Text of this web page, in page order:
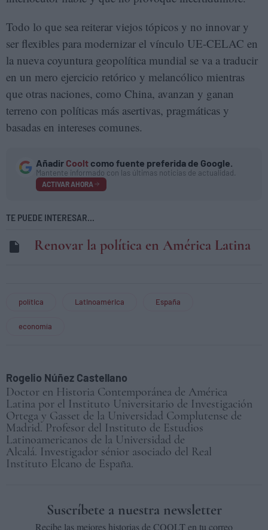
Todo lo que sea reiterar viejos tópicos y no innovar y
ser flexibles para modernizar el vínculo UE-CELAC en
la nueva coyuntura geopolítica mundial se va a traducir
en un mero ejercicio retórico y melancólico mientras
que otras naciones, como China, avanzan y ganan
terreno con políticas más asertivas, pragmáticas y
basadas en intereses comunes.
Añadir Coolt como fuente preferida de Google.
Mantente informado con las últimas noticias de actualidad.
ACTIVAR AHORA
TE PUEDE INTERESAR...
Renovar la política en América Latina
política Latinoamérica España
economía
Rogelio Núñez Castellano
Doctor en Historia Contemporánea de América
Latina por el Instituto Universitario de Investigación
Ortega y Gasset de la Universidad Complutense de
Madrid. Profesor del Instituto de Estudios
Latinoamericanos de la Universidad de
Alcalá. Investigador sénior asociado del Real
Instituto Elcano de España.
Suscríbete a nuestra newsletter
Recibe las mejores historias de COOLT en tu correo